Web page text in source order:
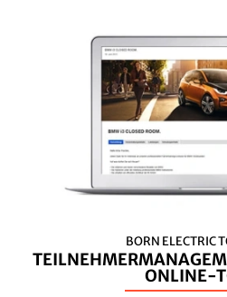
BORN ELECTRIC
ONLINE-